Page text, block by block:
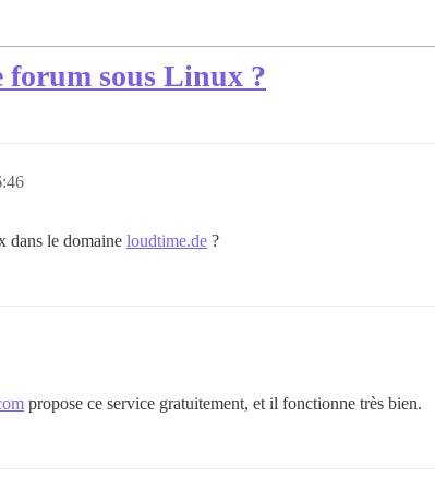
sous Linux ?
dans le domaine loudtime.de ?
propose ce service gratuitement, et il fonctionne très bien.